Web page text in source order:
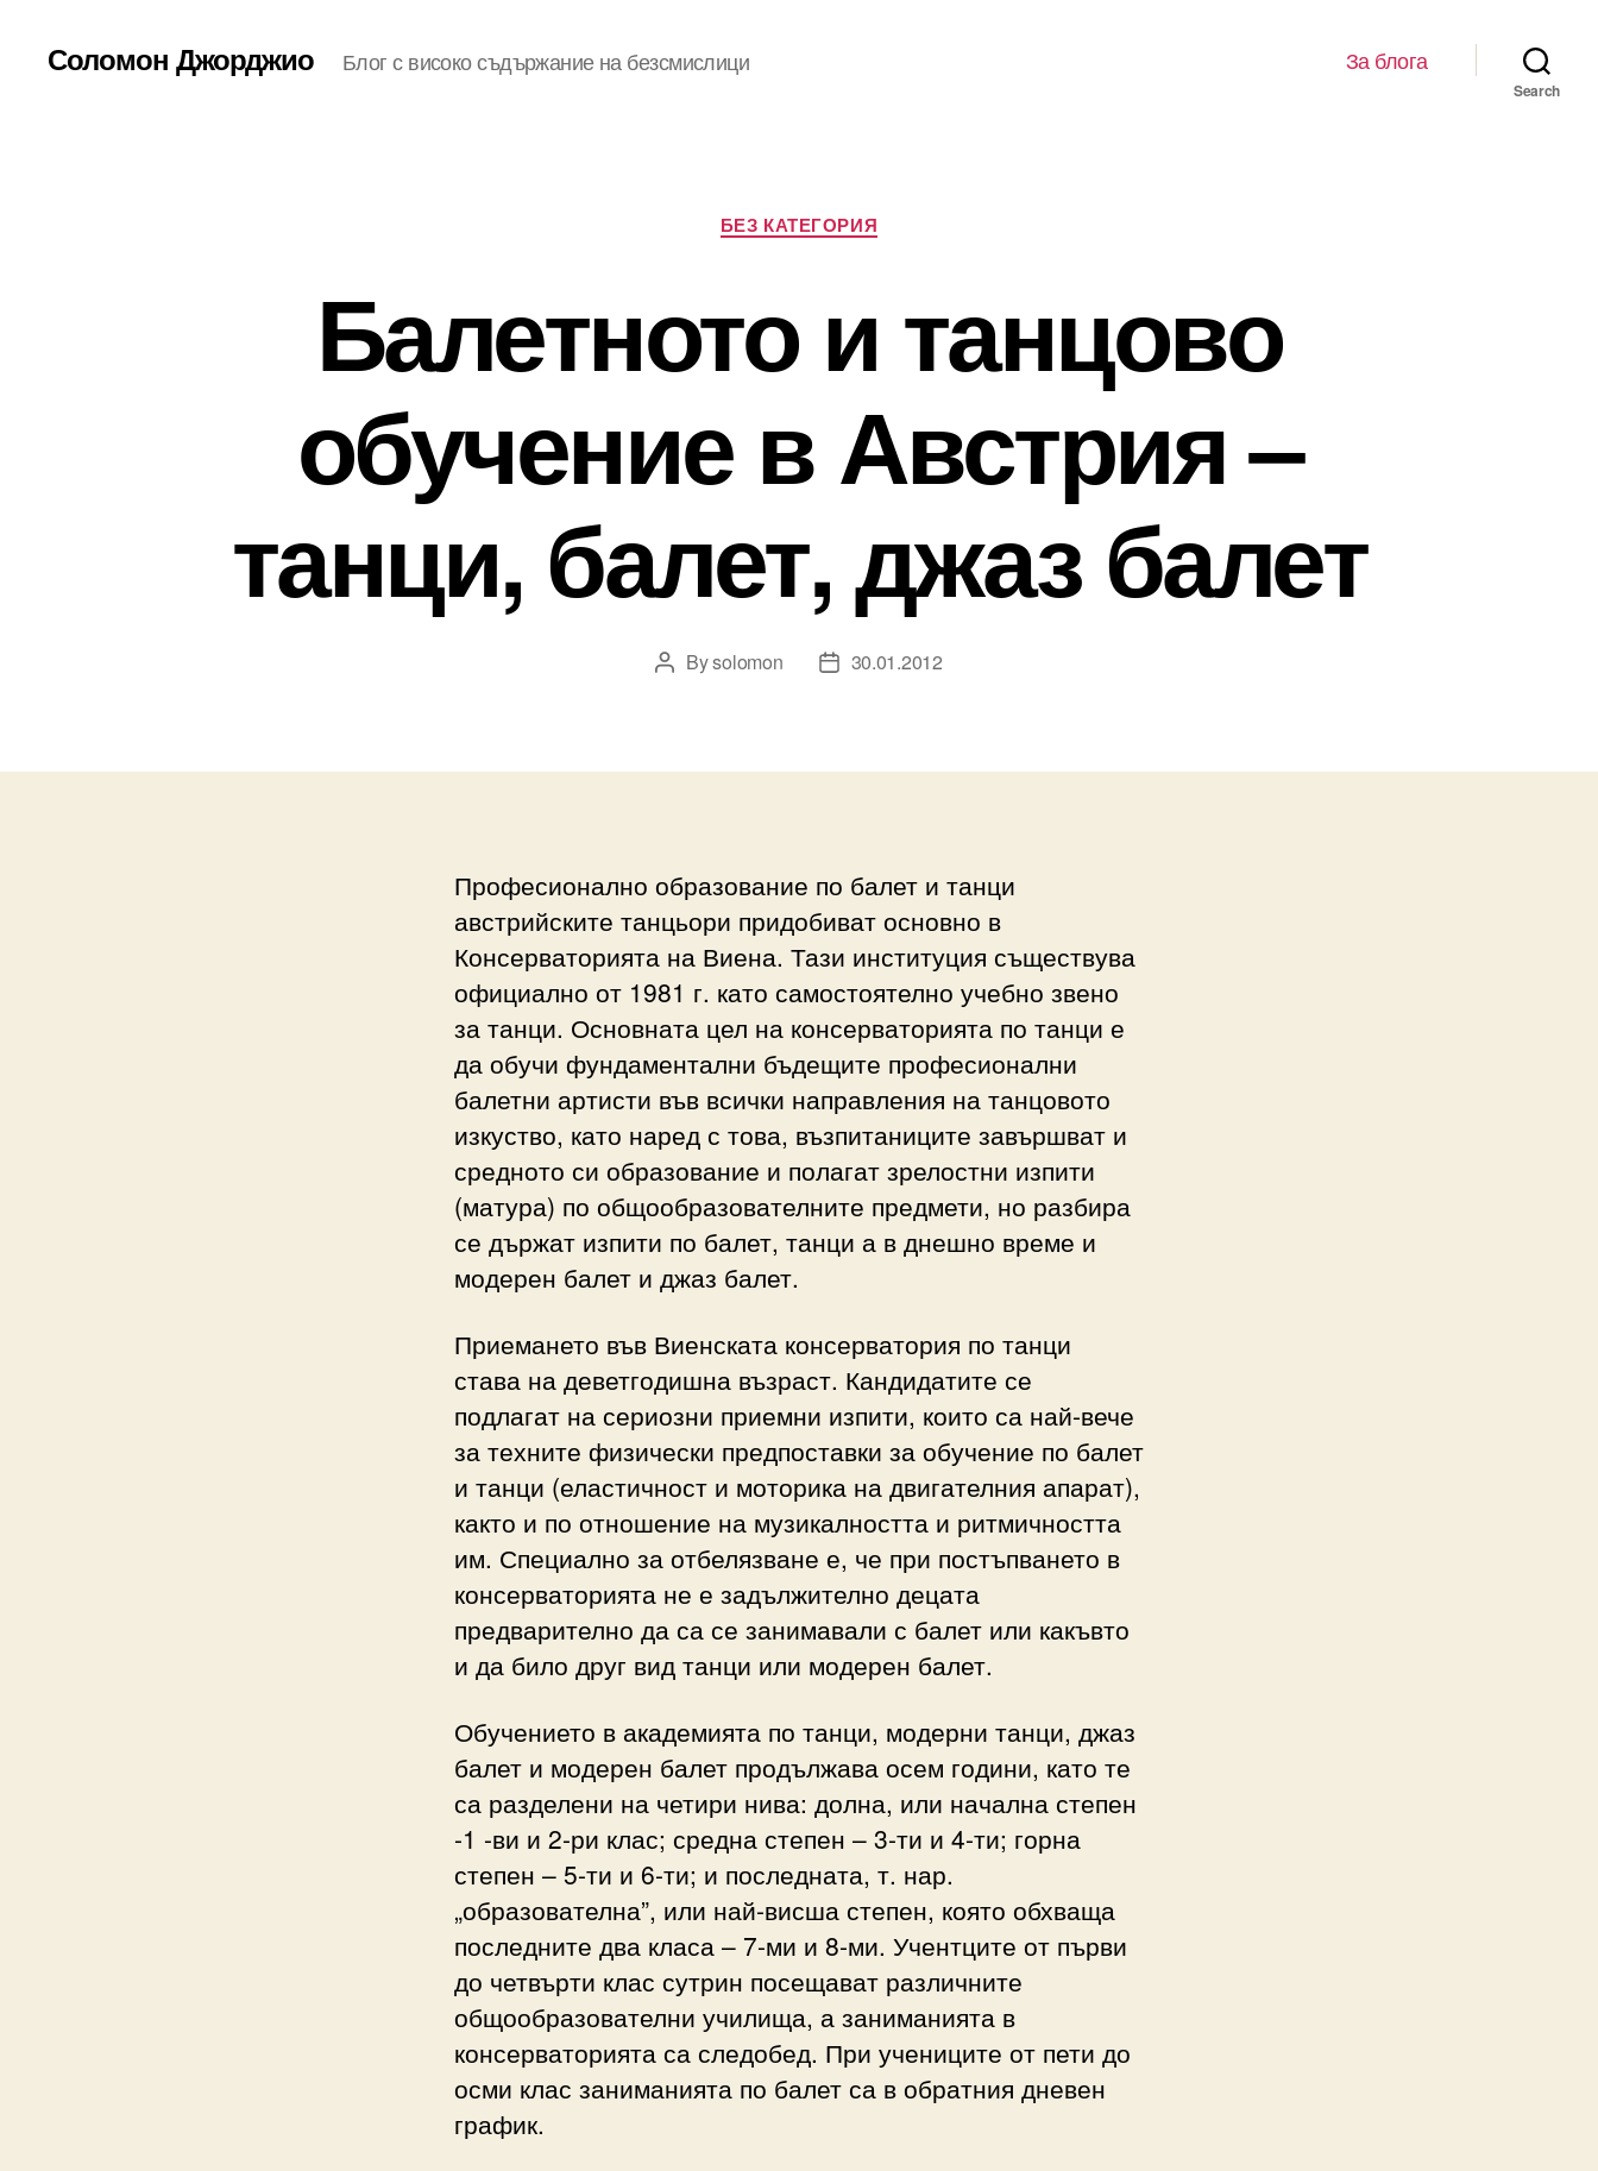
Соломон Джорджио Блог с високо съдържание на безсмислици За блога
Search
Categories
БЕЗ КАТЕГОРИЯ
Балетното и танцово
обучение в Австрия –
танци, балет, джаз балет
PostBysolomon
Post30.01.2012
Професионално образование по балет и танци
австрийските танцьори придобиват основно в
Консерваторията на Виена. Тази институция съществува
официално от 1981 г. като самостоятелно учебно звено
за танци. Основната цел на консерваторията по танци е
да обучи фундаментални бъдещите професионални
балетни артисти във всички направления на танцовото
изкуство, като наред с това, възпитаниците завършват и
средното си образование и полагат зрелостни изпити
(матура) по общообразователните предмети, но разбира
се държат изпити по балет, танци а в днешно време и
модерен балет и джаз балет.
Приемането във Виенската консерватория по танци
става на деветгодишна възраст. Кандидатите се
подлагат на сериозни приемни изпити, които са най-вече
за техните физически предпоставки за обучение по балет
и танци (еластичност и моторика на двигателния апарат),
както и по отношение на музикалността и ритмичността
им. Специално за отбелязване е, че при постъпването в
консерваторията не е задължително децата
предварително да са се занимавали с балет или какъвто
и да било друг вид танци или модерен балет.
Обучението в академията по танци, модерни танци, джаз
балет и модерен балет продължава осем години, като те
са разделени на четири нива: долна, или начална степен
-1 -ви и 2-ри клас; средна степен – 3-ти и 4-ти; горна
степен – 5-ти и 6-ти; и последната, т. нар.
„образователна”, или най-висша степен, която обхваща
последните два класа – 7-ми и 8-ми. Учентците от първи
до четвърти клас сутрин посещават различните
общообразователни училища, а заниманията в
консерваторията са следобед. При учениците от пети до
осми клас заниманията по балет са в обратния дневен
график.